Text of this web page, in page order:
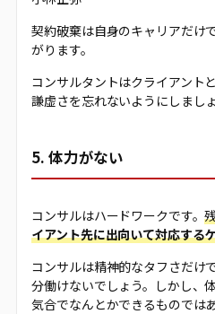
契約破棄は自身のキャリアだけ
がります。
コンサルタントはクライアント
謙虚さを忘れないようにしましょ
5. 体力がない
コンサルはハードワークです。
イアント先に出向いて対応する
コンサルは精神的なタフさだけ
分働けないでしょう。しかし、
気合でなんとかできるものでは